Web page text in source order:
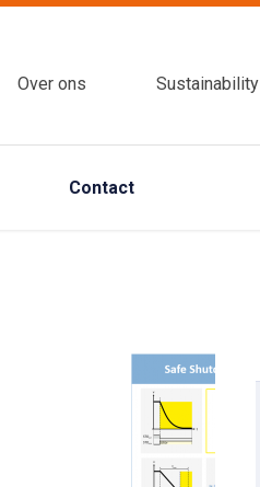
Over ons Sustainability
Contact